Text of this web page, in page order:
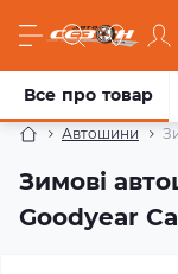
Автошини
Зимові
Goodyear
Все про товар